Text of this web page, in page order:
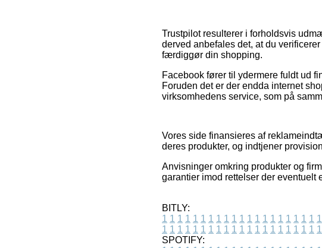
Trustpilot resulterer i forholdsvis
derved anbefales det, at du
færdiggør din shopping.
Facebook fører til ydermere fuldt ud
Foruden det er der endda internet
virksomhedens service, som på
Vores side finansieres af
deres produkter, og indtjener
Anvisninger omkring produkter og
garantier imod rettelser der eventuelt
BITLY:
1 1 1 1 1 1 1 1 1 1 1 1 1 1 1 1 1 1 1 1 1
1 1 1 1 1 1 1 1 1 1 1 1 1 1 1 1 1 1 1 1 1
SPOTIFY: